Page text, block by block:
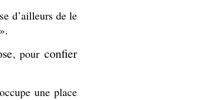
d’ailleurs de le
, pourconfier
une place